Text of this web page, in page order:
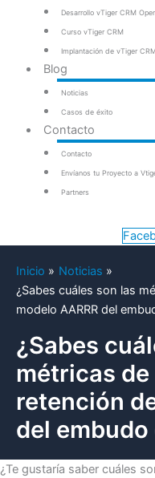
Desarrollo vTiger CRM
Curso vTiger CRM
Implantación de vTiger
Blog
Noticias
Casos de éxito
Contacto
Contacto
Envíanos tu Proyecto a
Partners
Inicio
Noticias
¿Sabes cuáles son las
modelo AARRR del
¿Sabes
métricas
retención
del
¿Te gustaría saber cuáles